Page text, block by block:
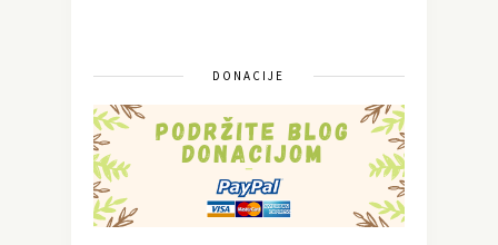
DONACIJE